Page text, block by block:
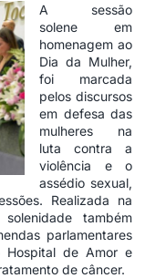
A sessão
solene em
homenagem ao
Dia da Mulher,
foi marcada
pelos discursos
em defesa das
mulheres na
luta contra a
violência e o
assédio sexual,
Realizada na
também
parlamentares
Hospital de Amor e
de câncer.